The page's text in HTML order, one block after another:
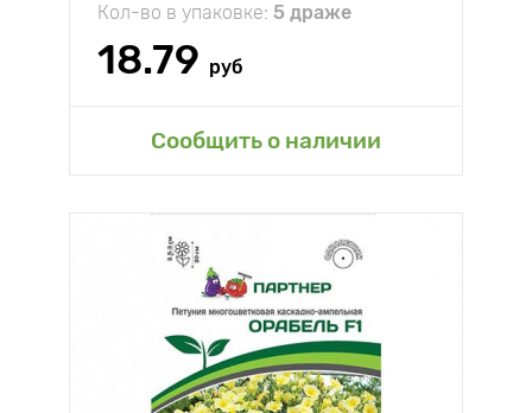
Кол-во в упаковке: 5 драже
18.79 руб
Сообщить о наличии